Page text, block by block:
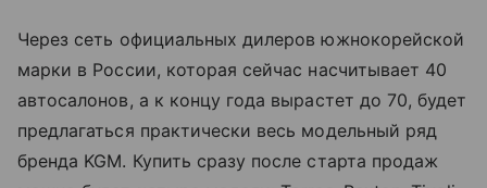
Через сеть официальных дилеров южнокорейской
марки в России, которая сейчас насчитывает 40
автосалонов, а к концу года вырастет до 70, будет
предлагаться практически весь модельный ряд
бренда KGM. Купить сразу после старта продаж